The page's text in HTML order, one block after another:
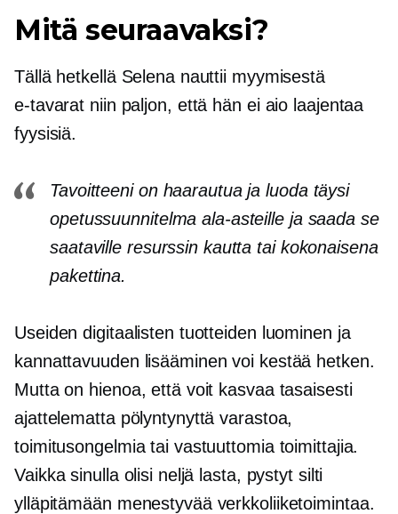
Mitä seuraavaksi?
Tällä hetkellä Selena nauttii myymisestä
e-tavarat niin paljon, että hän ei aio laajentaa
fyysisiä.
Tavoitteeni on haarautua ja luoda täysi
opetussuunnitelma ala-asteille ja saada se
saataville resurssin kautta tai kokonaisena
pakettina.
Useiden digitaalisten tuotteiden luominen ja
kannattavuuden lisääminen voi kestää hetken.
Mutta on hienoa, että voit kasvaa tasaisesti
ajattelematta pölyntynyttä varastoa,
toimitusongelmia tai vastuuttomia toimittajia.
Vaikka sinulla olisi neljä lasta, pystyt silti
ylläpitämään menestyvää verkkoliiketoimintaa.